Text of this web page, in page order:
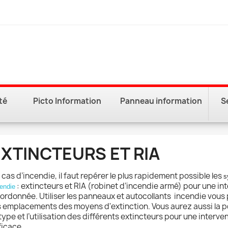
Picto Information Panneau information
ET RIA
cas d’incendie, il faut repérer le plus rapidement possible les
: extincteurs et RIA (robinet d’incendie armé) pour une
Utiliser les panneaux et autocollants incendie vous
emplacements des moyens d'extinction. Vous aurez aussi la
et l’utilisation des différents extincteurs pour une